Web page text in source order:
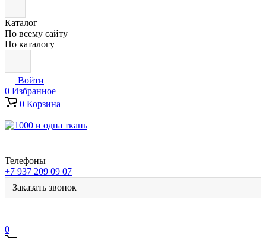
Каталог
По всему сайту
По каталогу
Войти
0 Избранное
0 Корзина
Телефоны
+7 937 209 09 07
Заказать звонок
0